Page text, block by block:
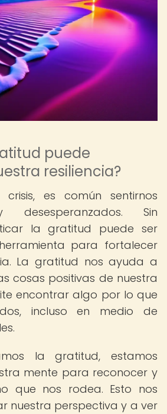
puede
resiliencia?
es común sentirnos
desesperanzados. Sin
la gratitud puede ser
para fortalecer
La gratitud nos ayuda a
cosas positivas de nuestra
encontrar algo por lo que
incluso en medio de
la gratitud, estamos
mente para reconocer y
que nos rodea. Esto nos
nuestra perspectiva y a ver